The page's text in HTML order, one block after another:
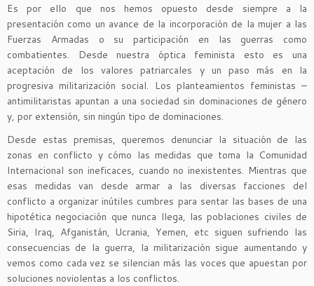
Es por ello que nos hemos opuesto desde siempre a la
presentación como un avance de la incorporación de la mujer a las
Fuerzas Armadas o su participación en las guerras como
combatientes. Desde nuestra óptica feminista esto es una
aceptación de los valores patriarcales y un paso más en la
progresiva militarización social. Los planteamientos feministas –
antimilitaristas apuntan a una sociedad sin dominaciones de género
y, por extensión, sin ningún tipo de dominaciones.
Desde estas premisas, queremos denunciar la situación de las
zonas en conflicto y cómo las medidas que toma la Comunidad
Internacional son ineficaces, cuando no inexistentes. Mientras que
esas medidas van desde armar a las diversas facciones del
conflicto a organizar inútiles cumbres para sentar las bases de una
hipotética negociación que nunca llega, las poblaciones civiles de
Siria, Iraq, Afganistán, Ucrania, Yemen, etc siguen sufriendo las
consecuencias de la guerra, la militarización sigue aumentando y
vemos como cada vez se silencian más las voces que apuestan por
soluciones noviolentas a los conflictos.